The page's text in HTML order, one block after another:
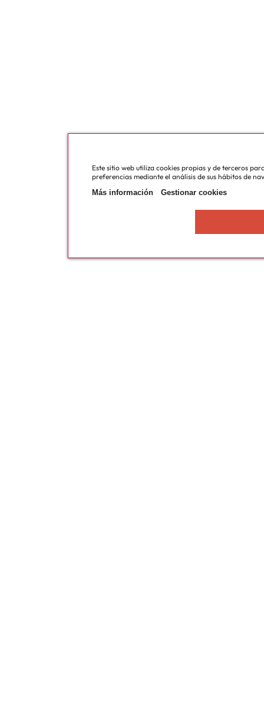
Este sitio web utiliza cookies propias y de terceros
preferencias mediante el análisis de sus hábitos de
Más información
Gestionar cookies